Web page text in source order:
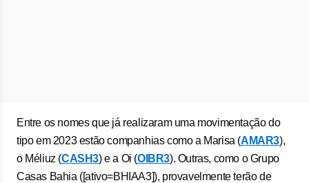
Entre os nomes que já realizaram uma movimentação do
tipo em 2023 estão companhias como a Marisa (AMAR3),
o Méliuz (CASH3) e a Oi (OIBR3). Outras, como o Grupo
Casas Bahia ([ativo=BHIAA3]), provavelmente terão de